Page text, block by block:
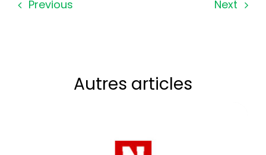
Previous Next
Autres articles